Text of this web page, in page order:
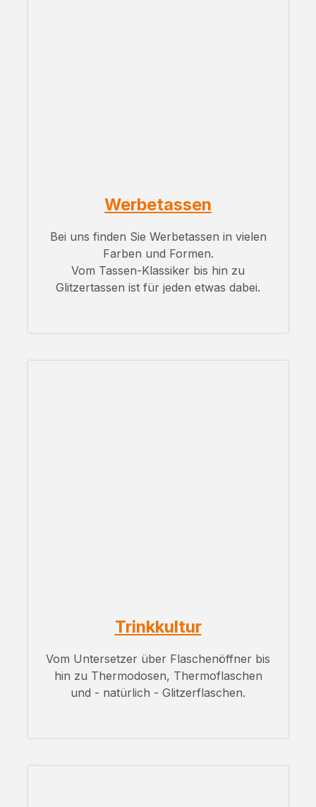
Werbetassen
Bei uns finden Sie Werbetassen in vielen
Farben und Formen.
Vom Tassen-Klassiker bis hin zu
Glitzertassen ist für jeden etwas dabei.
Trinkkultur
Vom Untersetzer über Flaschenöffner bis
hin zu Thermodosen, Thermoflaschen
und - natürlich - Glitzerflaschen.